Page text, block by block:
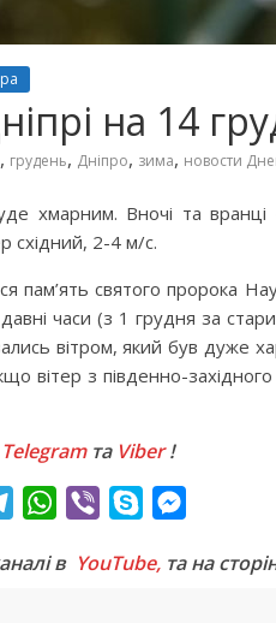
на 14
, грудень, Дніпро, зима, новости
хмарним. Вночі та
східний, 2-4 м/с.
пам’ять святого пророка
часи (з 1 грудня за
вітром, який був
вітер з південно-
Telegramта Viber!
l
W
a
b
y
s
в YouTube, та на